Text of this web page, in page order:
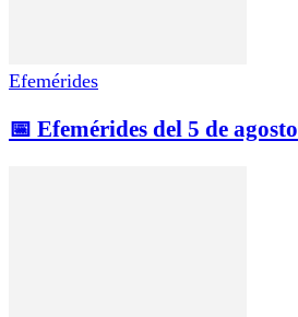
Efemérides
📅 Efemérides del 5 de agosto